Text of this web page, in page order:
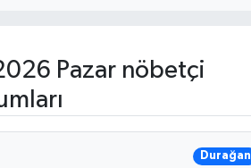
Pazar nöbetçi
Durağan